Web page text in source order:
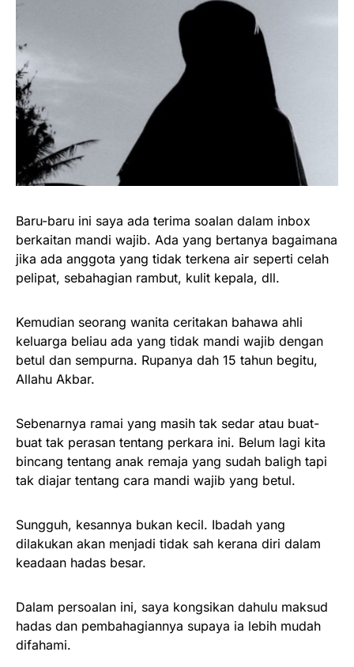
Baru-baru ini saya ada terima soalan dalam inbox
berkaitan mandi wajib. Ada yang bertanya bagaimana
jika ada anggota yang tidak terkena air seperti celah
pelipat, sebahagian rambut, kulit kepala, dll.
Kemudian seorang wanita ceritakan bahawa ahli
keluarga beliau ada yang tidak mandi wajib dengan
betul dan sempurna. Rupanya dah 15 tahun begitu,
Allahu Akbar.
Sebenarnya ramai yang masih tak sedar atau buat-
buat tak perasan tentang perkara ini. Belum lagi kita
bincang tentang anak remaja yang sudah baligh tapi
tak diajar tentang cara mandi wajib yang betul.
Sungguh, kesannya bukan kecil. Ibadah yang
dilakukan akan menjadi tidak sah kerana diri dalam
keadaan hadas besar.
Dalam persoalan ini, saya kongsikan dahulu maksud
hadas dan pembahagiannya supaya ia lebih mudah
difahami.